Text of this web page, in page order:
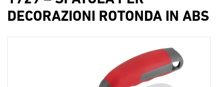
DECORAZIONI ROTONDA IN ABS